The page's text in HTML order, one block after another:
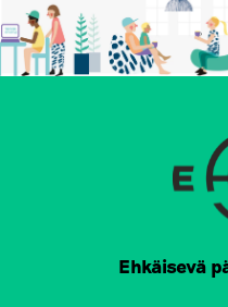
Ehkäisevä